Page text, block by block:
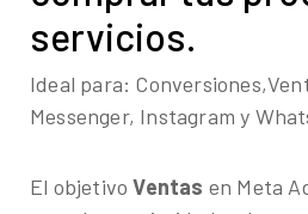
servicios.
Ideal para:
Messenger, Instagram y
El objetivoVentas en Meta